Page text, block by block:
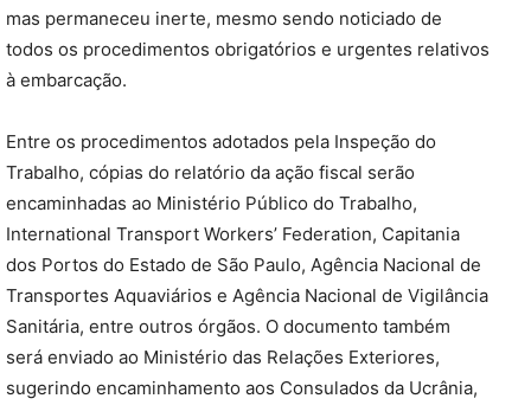
mas permaneceu inerte, mesmo sendo noticiado de
todos os procedimentos obrigatórios e urgentes relativos
à embarcação.
Entre os procedimentos adotados pela Inspeção do
Trabalho, cópias do relatório da ação fiscal serão
encaminhadas ao Ministério Público do Trabalho,
International Transport Workers’ Federation, Capitania
dos Portos do Estado de São Paulo, Agência Nacional de
Transportes Aquaviários e Agência Nacional de Vigilância
Sanitária, entre outros órgãos. O documento também
será enviado ao Ministério das Relações Exteriores,
sugerindo encaminhamento aos Consulados da Ucrânia,